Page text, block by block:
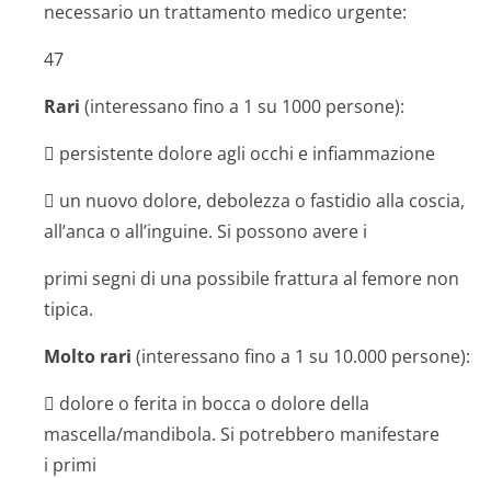
necessario un trattamento medico urgente:
47
Rari (interessano fino a 1 su 1000 persone):
 persistente dolore agli occhi e infiammazione
 un nuovo dolore, debolezza o fastidio alla coscia,
all’anca o all’inguine. Si possono avere i
primi segni di una possibile frattura al femore non
tipica.
Molto rari (interessano fino a 1 su 10.000 persone):
 dolore o ferita in bocca o dolore della
mascella/mandibola. Si potrebbero manifestare
i primi